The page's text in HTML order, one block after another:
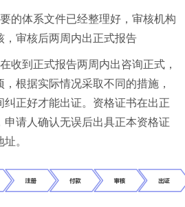
的体系文件已经整理好，审核机构
，审核后两周内出正式报告
收到正式报告两周内出咨询正式，
根据实际情况采取不同的措施，
纠正好才能出证。资格证书在出正
请人确认无误后出具正本资格证
。